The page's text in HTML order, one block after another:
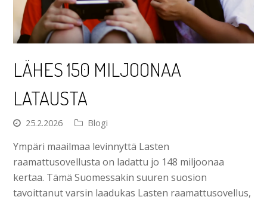
LÄHES 150 MILJOONAA
LATAUSTA
25.2.2026 Blogi
Ympäri maailmaa levinnyttä Lasten
raamattusovellusta on ladattu jo 148 miljoonaa
kertaa. Tämä Suomessakin suuren suosion
tavoittanut varsin laadukas Lasten raamattusovellus,